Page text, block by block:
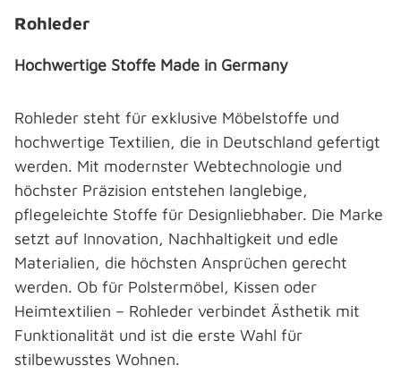
Rohleder
Hochwertige Stoffe Made in Germany
Rohleder steht für exklusive Möbelstoffe und
hochwertige Textilien, die in Deutschland gefertigt
werden. Mit modernster Webtechnologie und
höchster Präzision entstehen langlebige,
pflegeleichte Stoffe für Designliebhaber. Die Marke
setzt auf Innovation, Nachhaltigkeit und edle
Materialien, die höchsten Ansprüchen gerecht
werden. Ob für Polstermöbel, Kissen oder
Heimtextilien – Rohleder verbindet Ästhetik mit
Funktionalität und ist die erste Wahl für
stilbewusstes Wohnen.